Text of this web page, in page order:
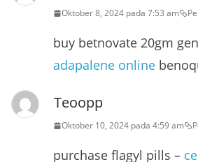
Oktober 8, 2024 pada 7:53 am
buy betnovate 20gm
adapalene online
Teoopp
Oktober 10, 2024 pada 4:59 am
purchase flagyl pills –